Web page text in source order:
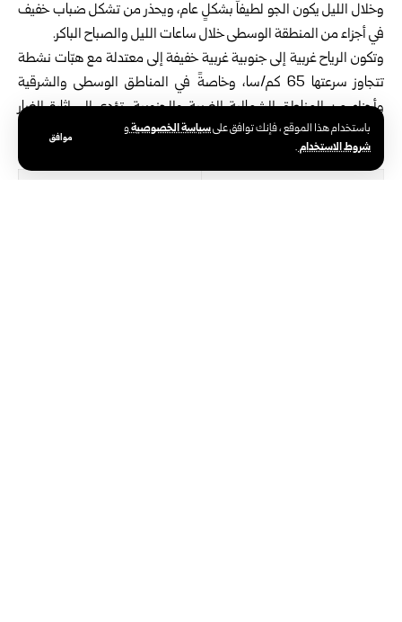
باستخدام هذا الموقع ، فإنك توافق علىسياسة الخصوصيةو
شروط الاستخدام.
موافق
وخلال الليل يكون الجو لطيفاً بشكلٍ عام، ويحذر من تشكل ضباب خفيف
في أجزاء من المنطقة ‏الوسطى خلال ساعات الليل والصباح الباكر.‏
و‏تكون الرياح غربية إلى جنوبية غربية خفيفة إلى معتدلة مع هبّات نشطة
تتجاوز سرعتها 65 ‏كم/سا، وخاصةً في المناطق الوسطى والشرقية
وأجزاء من المناطق الشمالية الغربية والجنوبية، ‏تؤدي إلى إثارة الغبار
والأتربة في تلك المناطق ، ويكون البحر خفيفاً إلى متوسط ارتفاع الموج.‏
درجات الحرارة العظمى والصغرى في المحافظات السورية: